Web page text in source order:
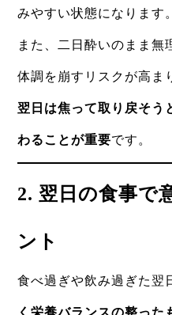
みやすい状態になります。
また、二日酔いのまま無
体調を崩すリスクが高ま
翌日は焦って取り戻そう
わることが重要です。
2. 翌日の食事で
ント
食べ過ぎや飲み過ぎた翌
く栄養バランスの整った